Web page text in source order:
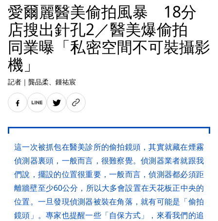
愛爾麗醫美偷拍風暴 18分
店搜出針孔2／醫美爆偷拍
同業曝「私密空間不可裝攝影
機」
記者 ｜ 龔品柔、鍾祐宸
這一次被抓包在醫美診所的偷拍鏡頭，其實就藏在煙霧
偵測器裏頭，一般而言，很難察覺。偵測器業者就跟我
們說，擺設的位置很重要，一般而言，偵測器都必須距
離牆壁至少60公分，所以大多會設置在天花板正中央的
位置。一旦發現偵測器被裝在角落，就有可能是「偷拍
鏡頭」。專家也提醒一些「自保方式」，來看我們的追